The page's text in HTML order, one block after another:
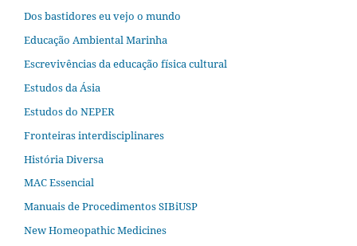
Dos bastidores eu vejo o mundo
Educação Ambiental Marinha
Escrevivências da educação física cultural
Estudos da Ásia​
Estudos do NEPER
Fronteiras interdisciplinares
História Diversa
MAC Essencial
Manuais de Procedimentos SIBiUSP
New Homeopathic Medicines